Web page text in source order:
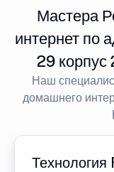
Мастера
интернет по
29 корпус
Наш
домашнего
Технология